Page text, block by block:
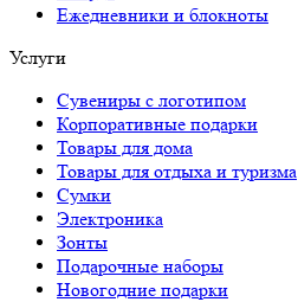
Ежедневники и блокноты
Услуги
Сувениры с логотипом
Корпоративные подарки
Товары для дома
Товары для отдыха и туризма
Сумки
Электроника
Зонты
Подарочные наборы
Новогодние подарки